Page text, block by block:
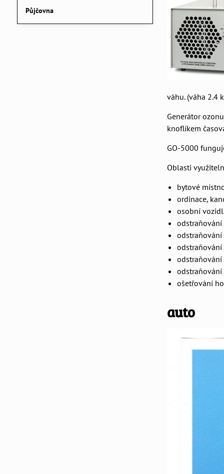
váhu. (váha 2.4
Generátor
knoflíkem
GO-5000
Oblasti
bytové
ordinace,
osobní
odstraňování
odstraňování
ošetřování
auto
Půjčovna